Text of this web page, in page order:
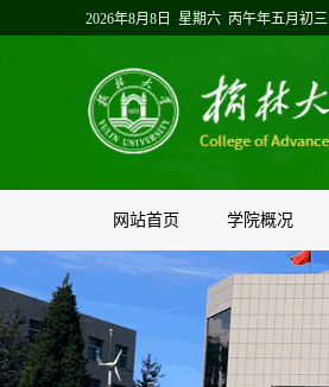
2026年8月8日 星期六 丙午年五月初三
网站首页 学院概况